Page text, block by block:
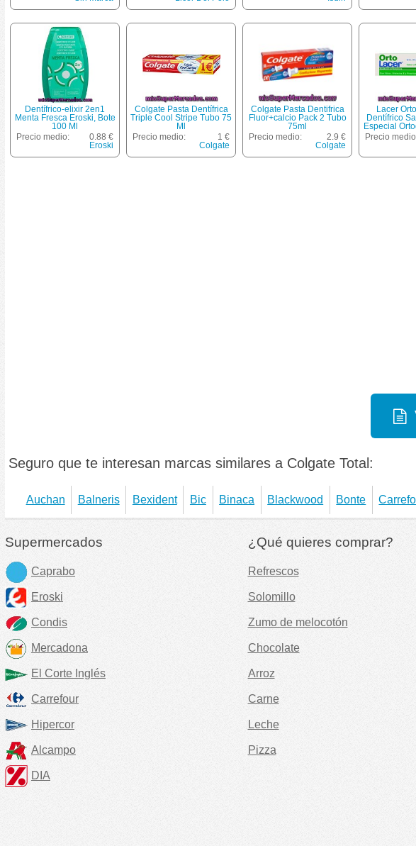
Dentífrico-elixir 2en1
Menta Fresca Eroski, Bote
100 Ml
Precio medio:
0.88 €
Eroski
Colgate Pasta Dentífrica
Triple Cool Stripe Tubo 75
Ml
Precio medio:
1 €
Colgate
Colgate Pasta Dentifrica
Fluor+calcio Pack 2 Tubo
75ml
Precio medio:
2.9 €
Colgate
Lacer
Dentífrico
Especial
75
Precio
Seguro que te interesan marcas similares a Colgate Total:
Auchan Balneris Bexident Bic Binaca Blackwood Bonte
Supermercados
Caprabo
Eroski
Condis
Mercadona
El Corte Inglés
Carrefour
Hipercor
Alcampo
DIA
¿Qué quieres comprar?
Refrescos
Solomillo
Zumo de melocotón
Chocolate
Arroz
Carne
Leche
Pizza